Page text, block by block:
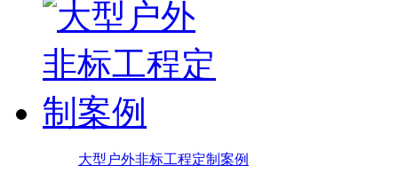
大型户外非标工程定制案例